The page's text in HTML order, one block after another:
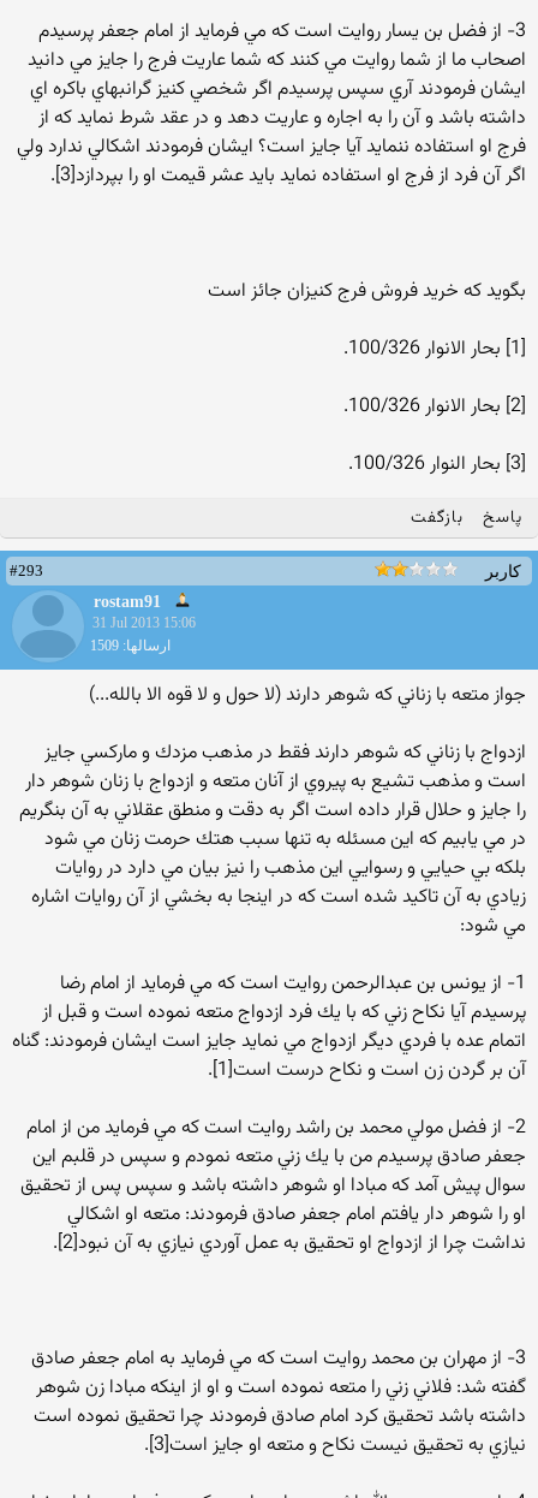
3- از فضل بن يسار روايت است كه مي فرمايد از امام جعفر پرسيدم
اصحاب ما از شما روايت مي كنند كه شما عاريت فرج را جايز مي دانيد
ايشان فرمودند آري سپس پرسيدم اگر شخصي كنيز گرانبهاي باكره اي
داشته باشد و آن را به اجاره و عاريت دهد و در عقد شرط نمايد كه از
فرج او استفاده ننمايد آيا جايز است؟ ايشان فرمودند اشكالي ندارد ولي
اگر آن فرد از فرج او استفاده نمايد بايد عشر قيمت او را بپردازد[3].
بگويد كه خريد فروش فرج كنيزان جائز است
[1] بحار الانوار 100/326.
[2] بحار الانوار 100/326.
[3] بحار النوار 100/326.
پاسخ بازگفت
کاربر
#293
rostam91
31 Jul 2013 15:06
ارسالها: 1509
جواز متعه با زناني كه شوهر دارند (لا حول و لا قوه الا بالله...)
ازدواج با زناني كه شوهر دارند فقط در مذهب مزدك و ماركسي جايز
است و مذهب تشيع به پيروي از آنان متعه و ازدواج با زنان شوهر دار
را جايز و حلال قرار داده است اگر به دقت و منطق عقلاني به آن بنگريم
در مي يابيم كه اين مسئله به تنها سبب هتك حرمت زنان مي شود
بلكه بي حيايي و رسوايي اين مذهب را نيز بيان مي دارد در روايات
زيادي به آن تاكيد شده است كه در اينجا به بخشي از آن روايات اشاره
مي شود:
1- از يونس بن عبدالرحمن روايت است كه مي فرمايد از امام رضا
پرسيدم آيا نكاح زني كه با يك فرد ازدواج متعه نموده است و قبل از
اتمام عده با فردي ديگر ازدواج مي نمايد جايز است ايشان فرمودند: گناه
آن بر گردن زن است و نكاح درست است[1].
2- از فضل مولي محمد بن راشد روايت است كه مي فرمايد من از امام
جعفر صادق پرسيدم من با يك زني متعه نمودم و سپس در قلبم اين
سوال پيش آمد كه مبادا او شوهر داشته باشد و سپس پس از تحقيق
او را شوهر دار يافتم امام جعفر صادق فرمودند: متعه او اشكالي
نداشت چرا از ازدواج او تحقيق به عمل آوردي نيازي به آن نبود[2].
3- از مهران بن محمد روايت است كه مي فرمايد به امام جعفر صادق
گفته شد: فلاني زني را متعه نموده است و او از اينكه مبادا زن شوهر
داشته باشد تحقيق كرد امام صادق فرمودند چرا تحقيق نموده است
نيازي به تحقيق نيست نكاح و متعه او جايز است[3].